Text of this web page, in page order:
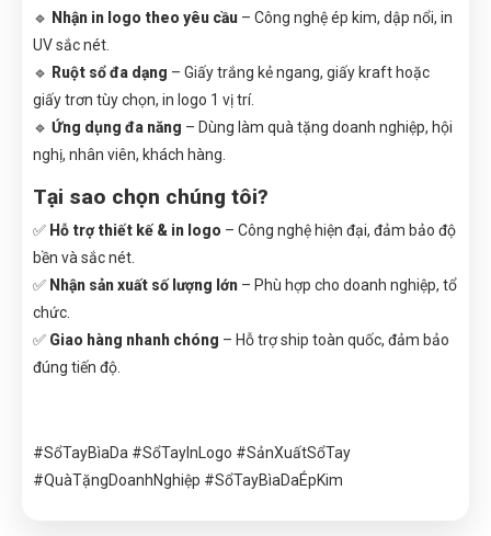
🔹 Nhận in logo theo yêu cầu – Công nghệ ép kim, dập nổi, in
UV sắc nét.
🔹 Ruột sổ đa dạng – Giấy trắng kẻ ngang, giấy kraft hoặc
giấy trơn tùy chọn, in logo 1 vị trí.
🔹 Ứng dụng đa năng – Dùng làm quà tặng doanh nghiệp, hội
nghị, nhân viên, khách hàng.
Tại sao chọn chúng tôi?
✅ Hỗ trợ thiết kế & in logo – Công nghệ hiện đại, đảm bảo độ
bền và sắc nét.
✅ Nhận sản xuất số lượng lớn – Phù hợp cho doanh nghiệp, tổ
chức.
✅ Giao hàng nhanh chóng – Hỗ trợ ship toàn quốc, đảm bảo
đúng tiến độ.
#SổTayBìaDa #SổTayInLogo #SảnXuấtSổTay
#QuàTặngDoanhNghiệp #SổTayBìaDaÉpKim